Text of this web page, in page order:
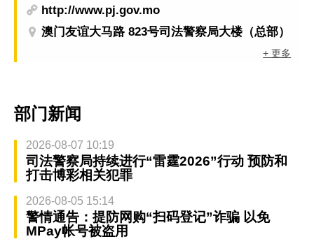
http://www.pj.gov.mo
澳门友谊大马路 823号司法警察局大楼（总部）
+ 更多
部门新闻
2026-08-07 10:19
司法警察局持续进行“雷霆2026”行动 预防和
打击博彩相关犯罪
2026-08-05 15:14
警情通告：提防网购“扫码登记”诈骗 以免
MPay帐号被盗用